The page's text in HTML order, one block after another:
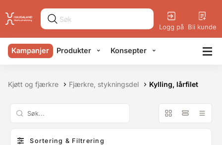
Logg på Bli kunde
Kampanjer Produkter Konsepter
Kjøtt og fjærkre Fjærkre, stykningsdel Kylling, lårfilet
Sortering & Filtrering